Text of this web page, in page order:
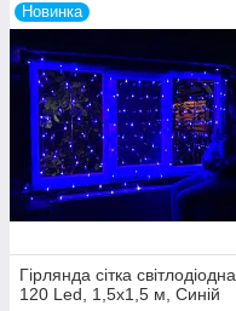
Новинка
Гірлянда сітка світлодіодна,
120 Led, 1,5x1,5 м, Синій